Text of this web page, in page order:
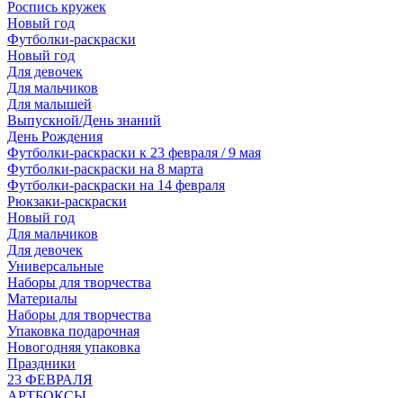
Роспись кружек
Новый год
Футболки-раскраски
Новый год
Для девочек
Для мальчиков
Для малышей
Выпускной/День знаний
День Рождения
Футболки-раскраски к 23 февраля / 9 мая
Футболки-раскраски на 8 марта
Футболки-раскраски на 14 февраля
Рюкзаки-раскраски
Новый год
Для мальчиков
Для девочек
Универсальные
Наборы для творчества
Материалы
Наборы для творчества
Упаковка подарочная
Новогодняя упаковка
Праздники
23 ФЕВРАЛЯ